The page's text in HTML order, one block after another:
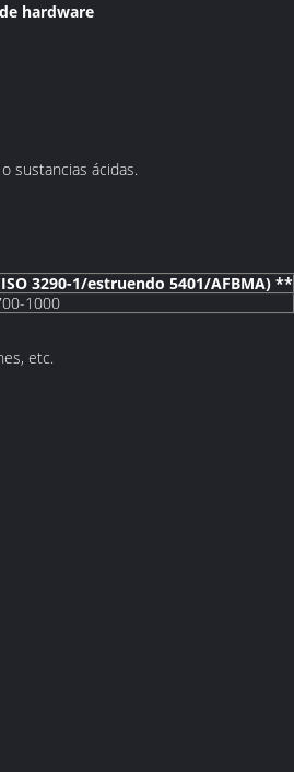
hardware
sustancias ácidas.
3290-1/estruendo 5401/AFBMA) **
1000
etc.